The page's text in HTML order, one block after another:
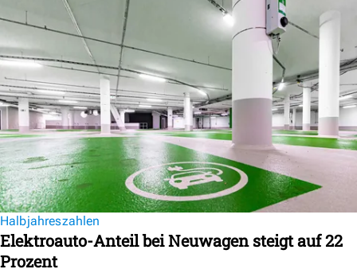
Halbjahreszahlen
Elektroauto-Anteil bei Neuwagen steigt auf 22
Prozent